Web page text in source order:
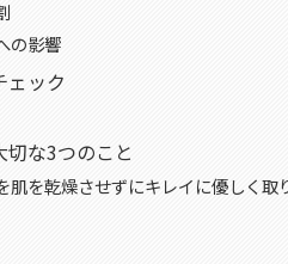
の影響
ェック
な3つのこと
肌を乾燥させずにキレイに優しく取